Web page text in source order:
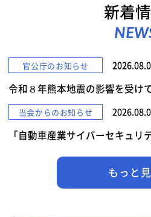
新着
官公庁のお知らせ
令和８年熊本地震の影響を受け
当会からのお知らせ
「自動車産業サイバーセキュリ
もっと